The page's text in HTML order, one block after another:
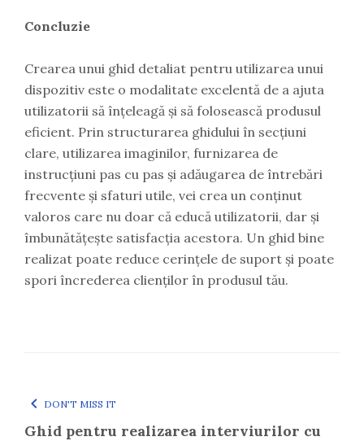
Concluzie
Crearea unui ghid detaliat pentru utilizarea unui
dispozitiv este o modalitate excelentă de a ajuta
utilizatorii să înțeleagă și să folosească produsul
eficient. Prin structurarea ghidului în secțiuni
clare, utilizarea imaginilor, furnizarea de
instrucțiuni pas cu pas și adăugarea de întrebări
frecvente și sfaturi utile, vei crea un conținut
valoros care nu doar că educă utilizatorii, dar și
îmbunătățește satisfacția acestora. Un ghid bine
realizat poate reduce cerințele de suport și poate
spori încrederea clienților în produsul tău.
DON'T MISS IT
Ghid pentru realizarea interviurilor cu